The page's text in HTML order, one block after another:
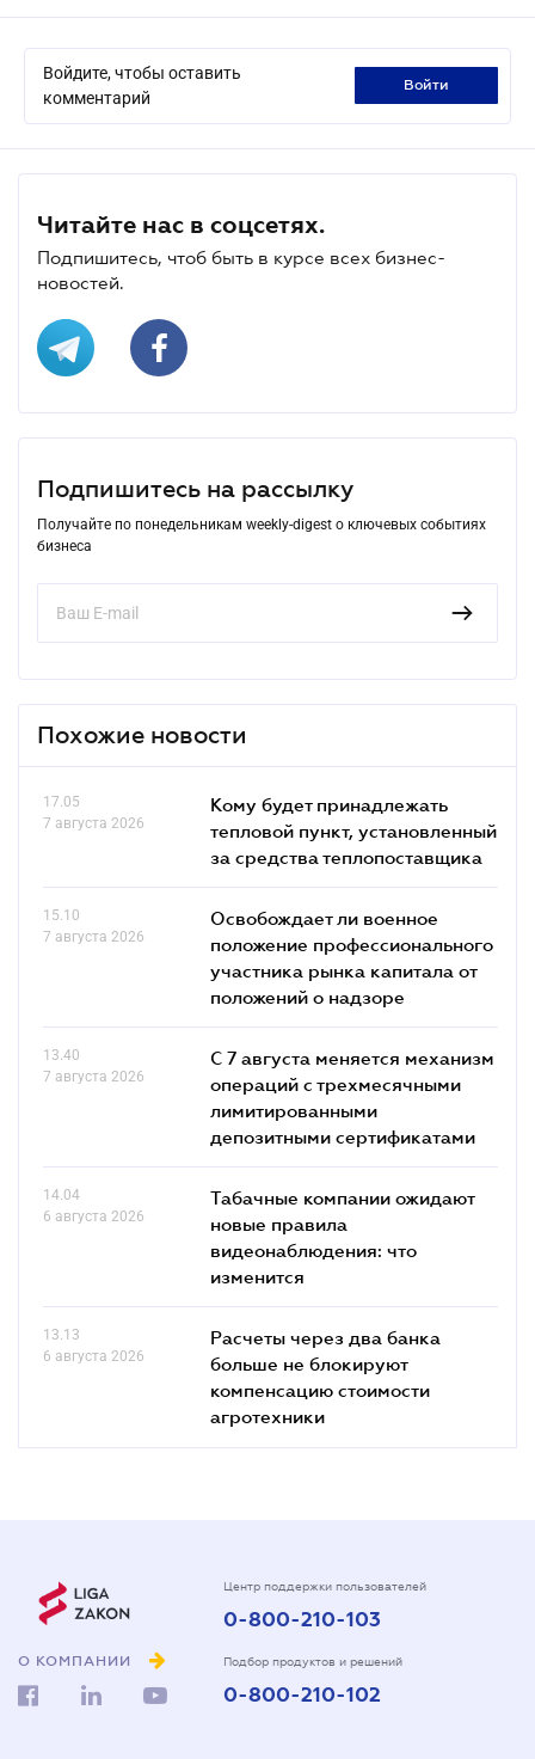
Войдите, чтобы оставить
комментарий
войти
Читайте нас в соцсетях.
Подпишитесь, чтоб быть в курсе всех бизнес-
новостей.
Подпишитесь на рассылку
Получайте по понедельникам weekly-digest о ключевых событиях
бизнеса
Похожие новости
17.05
7 августа 2026
Кому будет принадлежать
тепловой пункт, установленный
за средства теплопоставщика
15.10
7 августа 2026
Освобождает ли военное
положение профессионального
участника рынка капитала от
положений о надзоре
13.40
7 августа 2026
С 7 августа меняется механизм
операций с трехмесячными
лимитированными
депозитными сертификатами
14.04
6 августа 2026
Табачные компании ожидают
новые правила
видеонаблюдения: что
изменится
13.13
6 августа 2026
Расчеты через два банка
больше не блокируют
компенсацию стоимости
агротехники
О КОМПАНИИ
Центр поддержки пользователей
0-800-210-103
Подбор продуктов и решений
0-800-210-102